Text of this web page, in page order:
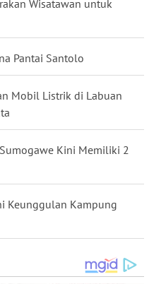
Wisatawan untuk
Pantai Santolo
Mobil Listrik di Labuan
Kini Memiliki 2
Keunggulan Kampung